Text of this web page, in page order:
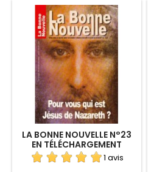
LA BONNE NOUVELLE N°23
EN TÉLÉCHARGEMENT
1 avis